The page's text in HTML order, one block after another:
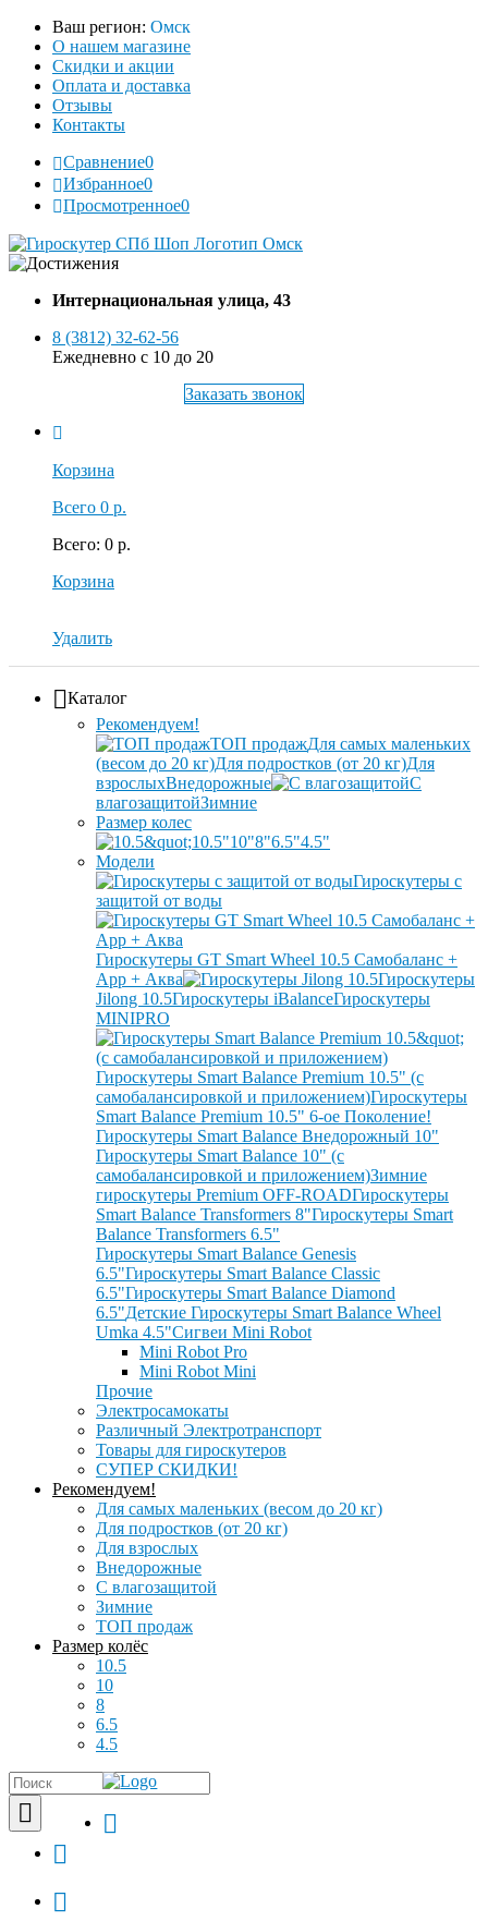
Ваш регион: Омск
О нашем магазине
Скидки и акции
Оплата и доставка
Отзывы
Контакты
Сравнение0
Избранное0
Просмотренное0
Интернациональная улица, 43
8 (3812) 32-62-56
Ежедневно с 10 до 20
Заказать звонок
Корзина
Всего 0 р.
Всего: 0 р.
Корзина
Удалить
Каталог
Рекомендуем!
ТОП продажДля самых маленьких
(весом до 20 кг)Для подростков (от 20 кг)Для
взрослыхВнедорожные
С
влагозащитойЗимние
Размер колес
10.5"10"8"6.5"4.5"
Модели
Гироскутеры с
защитой от воды
Гироскутеры GT Smart Wheel 10.5 Самобаланс +
App + Аква
Гироскутеры
Jilong 10.5Гироскутеры iBalanceГироскутеры
MINIPRO
Гироскутеры Smart Balance Premium 10.5" (с
самобалансировкой и приложением)Гироскутеры
Smart Balance Premium 10.5" 6-ое Поколение!
Гироскутеры Smart Balance Внедорожный 10"
Гироскутеры Smart Balance 10" (с
самобалансировкой и приложением)Зимние
гироскутеры Premium OFF-ROADГироскутеры
Smart Balance Transformers 8"Гироскутеры Smart
Balance Transformers 6.5"
Гироскутеры Smart Balance Genesis
6.5"Гироскутеры Smart Balance Classic
6.5"Гироскутеры Smart Balance Diamond
6.5"Детские Гироскутеры Smart Balance Wheel
Umka 4.5"Сигвеи Mini Robot
Mini Robot Pro
Mini Robot Mini
Прочие
Электросамокаты
Различный Электротранспорт
Товары для гироскутеров
СУПЕР СКИДКИ!
Рекомендуем!
Для самых маленьких (весом до 20 кг)
Для подростков (от 20 кг)
Для взрослых
Внедорожные
С влагозащитой
Зимние
ТОП продаж
Размер колёс
10.5
10
8
6.5
4.5